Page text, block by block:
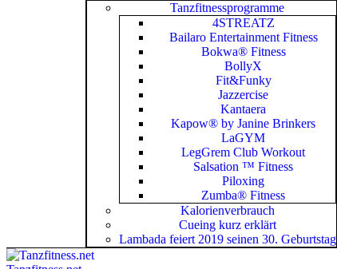
Tanzfitnessprogramme
4STREATZ
Bailaro Entertainment Fitness
Bokwa® Fitness
BollyX
Fit&Funky
Jazzercise
Kantaera
Kapow® by Janine Brinkers
LaGYM
LegGrem Club Workout
Salsation ™ Fitness
Piloxing
Zumba® Fitness
Kalorienverbrauch
Cueing kurz erklärt
Lambada feiert 2019 seinen 30. Geburtstag